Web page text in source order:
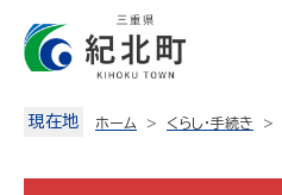
content
現在地 ホーム くらし・手続き